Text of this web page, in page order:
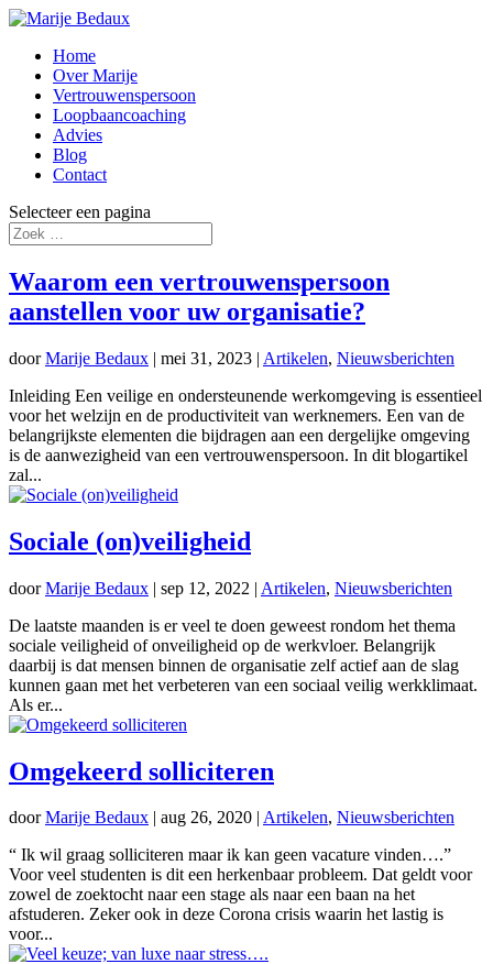
Home
Over Marije
Vertrouwenspersoon
Loopbaancoaching
Advies
Blog
Contact
Selecteer een pagina
Waarom een vertrouwenspersoon
aanstellen voor uw organisatie?
doorMarije Bedaux | mei 31, 2023 | Artikelen, Nieuwsberichten
Inleiding Een veilige en ondersteunende werkomgeving is essentieel
voor het welzijn en de productiviteit van werknemers. Een van de
belangrijkste elementen die bijdragen aan een dergelijke omgeving
is de aanwezigheid van een vertrouwenspersoon. In dit blogartikel
zal...
Sociale (on)veiligheid
doorMarije Bedaux | sep 12, 2022 | Artikelen, Nieuwsberichten
De laatste maanden is er veel te doen geweest rondom het thema
sociale veiligheid of onveiligheid op de werkvloer. Belangrijk
daarbij is dat mensen binnen de organisatie zelf actief aan de slag
kunnen gaan met het verbeteren van een sociaal veilig werkklimaat.
Als er...
Omgekeerd solliciteren
doorMarije Bedaux | aug 26, 2020 | Artikelen, Nieuwsberichten
“ Ik wil graag solliciteren maar ik kan geen vacature vinden….”
Voor veel studenten is dit een herkenbaar probleem. Dat geldt voor
zowel de zoektocht naar een stage als naar een baan na het
afstuderen. Zeker ook in deze Corona crisis waarin het lastig is
voor...